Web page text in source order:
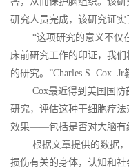
研究人员完成，该研究证实
“这项研究的意义不仅在
床前研究工作的印证，我
的研究。”Charles S. Cox. Jr
Cox最近得到美国国防部
研究，评估这种干细胞疗
效果——包括是否对大脑有
根据文章提供的数据，
损伤有关的身体，认知和社